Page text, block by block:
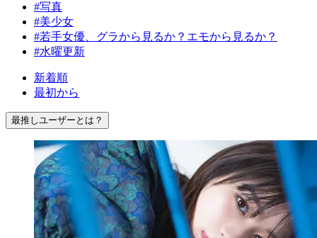
#写真
#美少女
#若手女優、グラから見るか？エモから見るか？
#水曜更新
新着順
最初から
最推しユーザーとは？